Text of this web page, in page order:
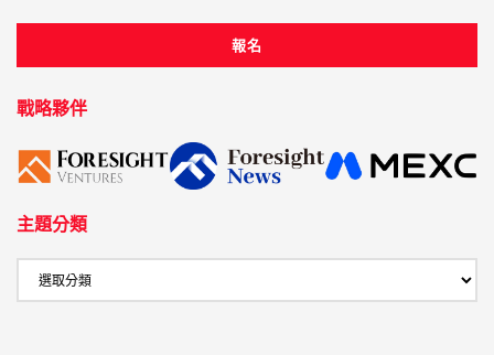
戰略夥伴
主題分類